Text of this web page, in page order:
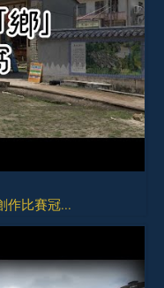
作比賽冠...